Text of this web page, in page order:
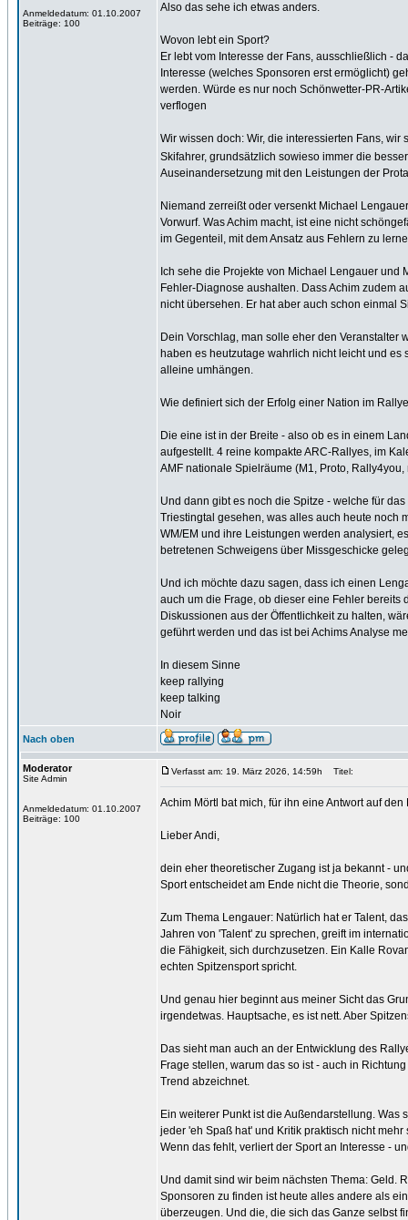
Anmeldedatum: 01.10.2007
Beiträge: 100
Also das sehe ich etwas anders.
Wovon lebt ein Sport?
Er lebt vom Interesse der Fans, ausschließlich -
Interesse (welches Sponsoren erst ermöglicht)
werden. Würde es nur noch Schönwetter-PR-
verflogen
Wir wissen doch: Wir, die interessierten Fans,
Skifahrer, grundsätzlich sowieso immer die
Auseinandersetzung mit den Leistungen der
Niemand zerreißt oder versenkt Michael
Vorwurf. Was Achim macht, ist eine nicht
im Gegenteil, mit dem Ansatz aus Fehlern zu
Ich sehe die Projekte von Michael Lengauer
Fehler-Diagnose aushalten. Dass Achim zudem
nicht übersehen. Er hat aber auch schon einmal
Dein Vorschlag, man solle eher den
haben es heutzutage wahrlich nicht leicht und
alleine umhängen.
Wie definiert sich der Erfolg einer Nation im
Die eine ist in der Breite - also ob es in einem
aufgestellt. 4 reine kompakte ARC-Rallyes, im
AMF nationale Spielräume (M1, Proto,
Und dann gibt es noch die Spitze - welche für
Triestingtal gesehen, was alles auch heute noch
WM/EM und ihre Leistungen werden analysiert,
betretenen Schweigens über Missgeschicke
Und ich möchte dazu sagen, dass ich einen
auch um die Frage, ob dieser eine Fehler
Diskussionen aus der Öffentlichkeit zu halten,
geführt werden und das ist bei Achims Analyse
In diesem Sinne
keep rallying
keep talking
Noir
Nach oben
Moderator
Site Admin
Anmeldedatum: 01.10.2007
Beiträge: 100
Verfasst am: 19. März 2026, 14:59h Titel:
Achim Mörtl bat mich, für ihn eine Antwort auf
Lieber Andi,
dein eher theoretischer Zugang ist ja bekannt -
Sport entscheidet am Ende nicht die Theorie,
Zum Thema Lengauer: Natürlich hat er Talent,
Jahren von 'Talent' zu sprechen, greift im
die Fähigkeit, sich durchzusetzen. Ein Kalle
echten Spitzensport spricht.
Und genau hier beginnt aus meiner Sicht das
irgendetwas. Hauptsache, es ist nett. Aber
Das sieht man auch an der Entwicklung des
Frage stellen, warum das so ist - auch in
Trend abzeichnet.
Ein weiterer Punkt ist die Außendarstellung.
jeder 'eh Spaß hat' und Kritik praktisch nicht
Wenn das fehlt, verliert der Sport an Interesse -
Und damit sind wir beim nächsten Thema: Geld.
Sponsoren zu finden ist heute alles andere als
überzeugen. Und die, die sich das Ganze selbst